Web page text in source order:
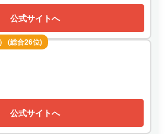
公式サイトへ
(総合26位)
公式サイトへ